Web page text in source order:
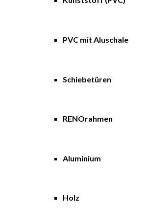
PVC mit Aluschale
Schiebetüren
RENOrahmen
Aluminium
Holz